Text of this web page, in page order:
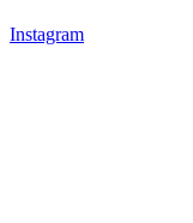
Instagram